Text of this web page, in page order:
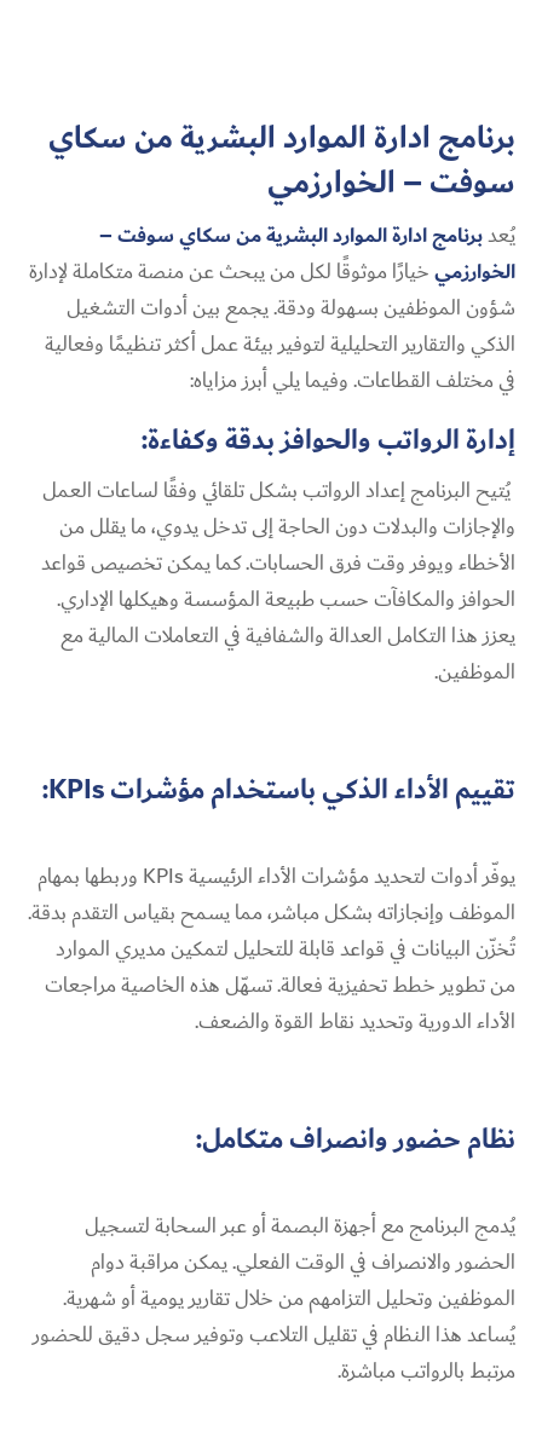
برنامج ادارة الموارد البشرية من سكاي
سوفت – الخوارزمي
يُعدبرنامج ادارة الموارد البشرية من سكاي سوفت –
الخوارزميخيارًا موثوقًا لكل من يبحث عن منصة متكاملة لإدارة
شؤون الموظفين بسهولة ودقة. يجمع بين أدوات التشغيل
الذكي والتقارير التحليلية لتوفير بيئة عمل أكثر تنظيمًا وفعالية
في مختلف القطاعات. وفيما يلي أبرز مزاياه:
إدارة الرواتب والحوافز بدقة وكفاءة:
يُتيح البرنامج إعداد الرواتب بشكل تلقائي وفقًا لساعات العمل
والإجازات والبدلات دون الحاجة إلى تدخل يدوي، ما يقلل من
الأخطاء ويوفر وقت فرق الحسابات. كما يمكن تخصيص قواعد
الحوافز والمكافآت حسب طبيعة المؤسسة وهيكلها الإداري.
يعزز هذا التكامل العدالة والشفافية في التعاملات المالية مع
الموظفين.
تقييم الأداء الذكي باستخدام مؤشرات KPIs:
يوفّر أدوات لتحديد مؤشرات الأداء الرئيسية KPIs وربطها بمهام
الموظف وإنجازاته بشكل مباشر، مما يسمح بقياس التقدم بدقة.
تُخزّن البيانات في قواعد قابلة للتحليل لتمكين مديري الموارد
من تطوير خطط تحفيزية فعالة. تسهّل هذه الخاصية مراجعات
الأداء الدورية وتحديد نقاط القوة والضعف.
نظام حضور وانصراف متكامل:
يُدمج البرنامج مع أجهزة البصمة أو عبر السحابة لتسجيل
الحضور والانصراف في الوقت الفعلي. يمكن مراقبة دوام
الموظفين وتحليل التزامهم من خلال تقارير يومية أو شهرية.
يُساعد هذا النظام في تقليل التلاعب وتوفير سجل دقيق للحضور
مرتبط بالرواتب مباشرة.